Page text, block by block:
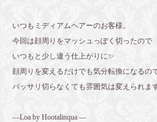
いつもミディアムヘアーのお客様。
今回は顔周りをマッシュっぽく切ったので
いつもと少し違う仕上がりに✨
顔周りを変えるだけでも気分転換になるの
バッサリ切らなくても雰囲気は変えられま
—Loa by Hootalinqua —